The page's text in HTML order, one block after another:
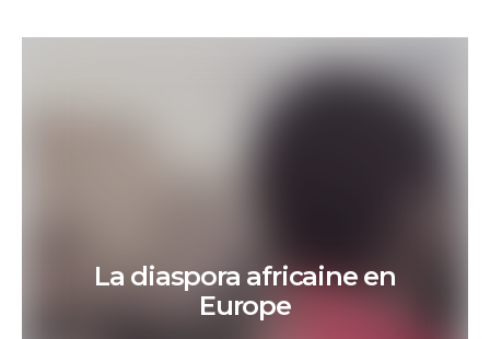
La diaspora africaine en
Europe